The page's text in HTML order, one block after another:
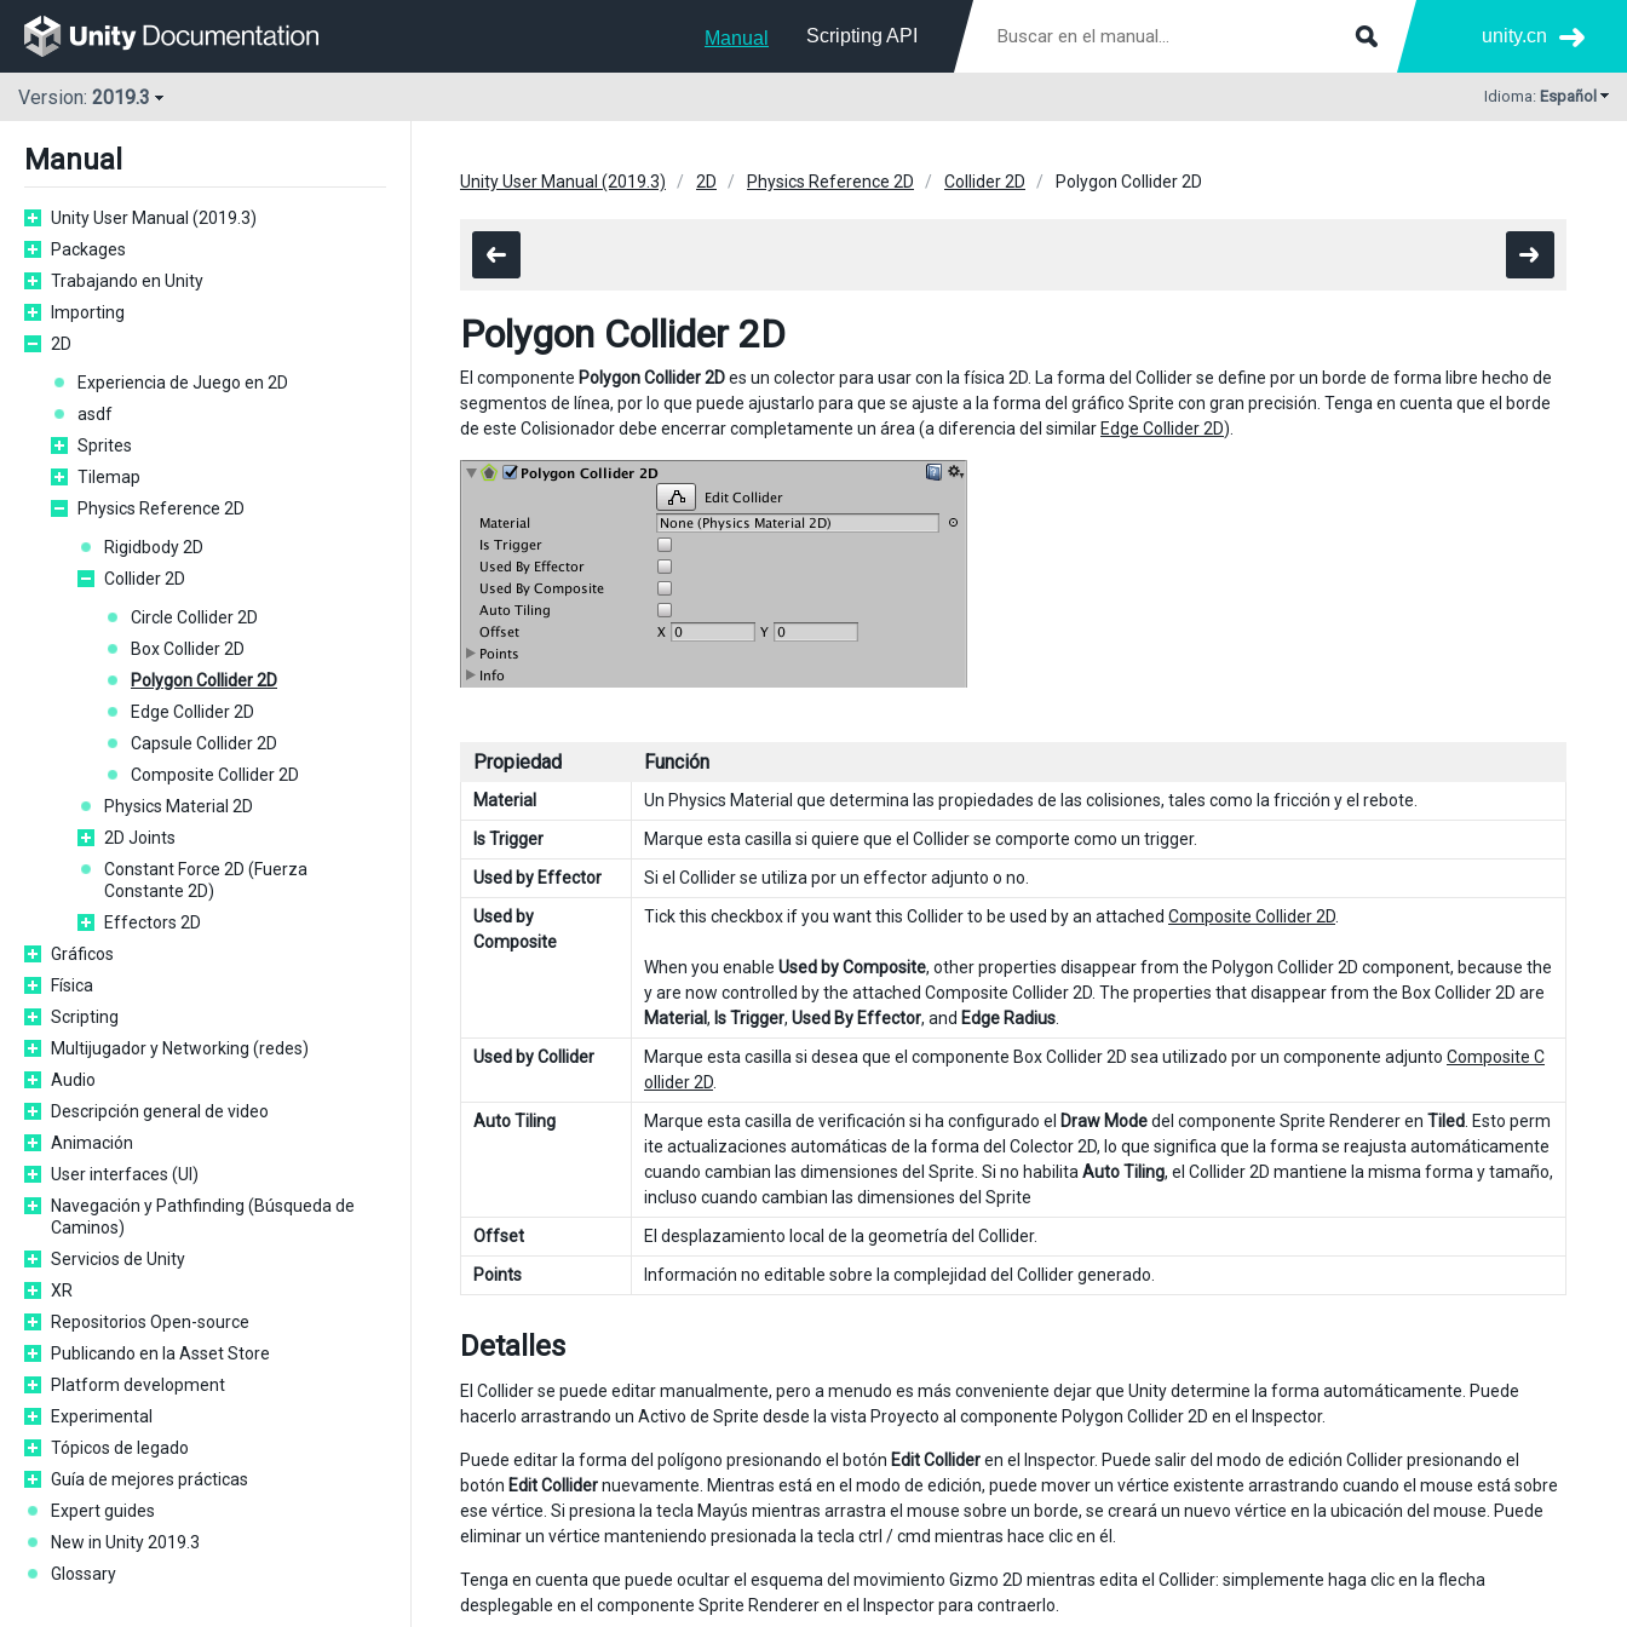
Manual Scripting API unity.cn
Version: 2019.3 Idioma: Español
Manual
Unity User Manual (2019.3)
Packages
Trabajando en Unity
Importing
2D
Experiencia de Juego en 2D
asdf
Sprites
Tilemap
Physics Reference 2D
Rigidbody 2D
Collider 2D
Circle Collider 2D
Box Collider 2D
Polygon Collider 2D
Edge Collider 2D
Capsule Collider 2D
Composite Collider 2D
Physics Material 2D
2D Joints
Constant Force 2D (Fuerza
Constante 2D)
Effectors 2D
Gráficos
Física
Scripting
Multijugador y Networking (redes)
Audio
Descripción general de video
Animación
User interfaces (UI)
Navegación y Pathfinding (Búsqueda de
Caminos)
Servicios de Unity
XR
Repositorios Open-source
Publicando en la Asset Store
Platform development
Experimental
Tópicos de legado
Guía de mejores prácticas
Expert guides
New in Unity 2019.3
Glossary
Unity User Manual (2019.3) 2D Physics Reference 2D Collider 2D Polygon Collider 2D
Polygon Collider 2D
El componente Polygon Collider 2Des un colector para usar con la física 2D. La forma del Collider se define por un borde de forma libre hecho de
segmentos de línea, por lo que puede ajustarlo para que se ajuste a la forma del gráfico Sprite con gran precisión. Tenga en cuenta que el borde
de este Colisionador debe encerrar completamente un área (a diferencia del similar Edge Collider 2D).
Propiedad Función
Material
Un Physics Material que determina las propiedades de las colisiones, tales como la fricción y el rebote.
Is Trigger
Marque esta casilla si quiere que el Collider se comporte como un trigger.
Used by Effector
Si el Collider se utiliza por un effector adjunto o no.
Used by
Composite
Tick this checkbox if you want this Collider to be used by an attached Composite Collider 2D
When you enable Used by Composite, other properties disappear from the Polygon Collider 2D component, because the
y are now controlled by the attached Composite Collider 2D. The properties that disappear from the Box Collider 2D are
Material, Is Trigger, Used By Effector, and Edge Radius
Used by Collider
Marque esta casilla si desea que el componente Box Collider 2D sea utilizado por un componente adjunto Composite C
ollider 2D
Auto Tiling
Marque esta casilla de verificación si ha configurado el Draw Modedel componente Sprite Renderer en Tiled . Esto perm
ite actualizaciones automáticas de la forma del Colector 2D, lo que significa que la forma se reajusta automáticamente
cuando cambian las dimensiones del Sprite. Si no habilita Auto Tiling, el Collider 2D mantiene la misma forma y tamaño,
incluso cuando cambian las dimensiones del Sprite
Offset
El desplazamiento local de la geometría del Collider.
Points
Información no editable sobre la complejidad del Collider generado.
Detalles
El Collider se puede editar manualmente, pero a menudo es más conveniente dejar que Unity determine la forma automáticamente. Puede
hacerlo arrastrando un Activo de Sprite desde la vista Proyecto al componente Polygon Collider 2D en el Inspector.
Puede editar la forma del polígono presionando el botón Edit Collideren el Inspector. Puede salir del modo de edición Collider presionando el
botón Edit Collidernuevamente. Mientras está en el modo de edición, puede mover un vértice existente arrastrando cuando el mouse está sobre
ese vértice. Si presiona la tecla Mayús mientras arrastra el mouse sobre un borde, se creará un nuevo vértice en la ubicación del mouse. Puede
eliminar un vértice manteniendo presionada la tecla ctrl / cmd mientras hace clic en él.
Tenga en cuenta que puede ocultar el esquema del movimiento Gizmo 2D mientras edita el Collider: simplemente haga clic en la flecha
desplegable en el componente Sprite Renderer en el Inspector para contraerlo.